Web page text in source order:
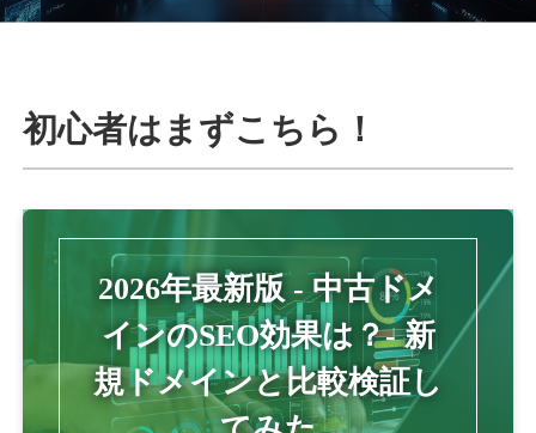
初心者はまずこちら！